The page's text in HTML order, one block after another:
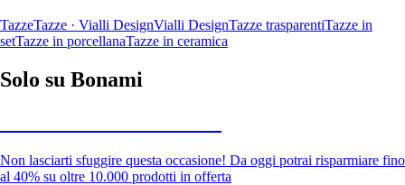
TazzeTazze · Vialli DesignVialli DesignTazze trasparentiTazze in
setTazze in porcellanaTazze in ceramica
Solo su Bonami
Non lasciarti sfuggire questa occasione! Da oggi potrai risparmiare fino
al 40% su oltre 10.000 prodotti in offerta